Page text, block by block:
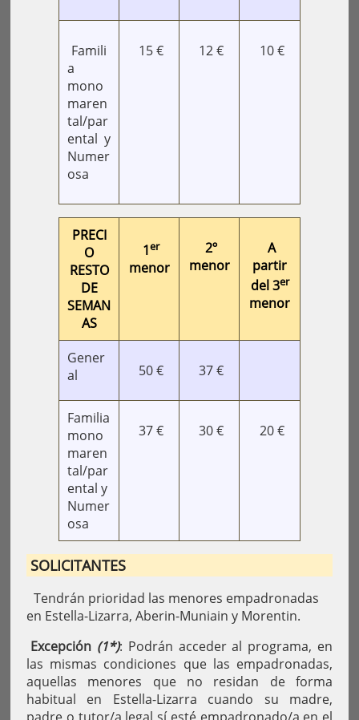
Famili
a
mono
maren
tal/par
ental y
Numer
osa
15 € 12 € 10 €
PRECI
O
RESTO
DE
SEMAN
AS
1er
menor
2º
menor
A
partir
del 3er
menor
Gener
al
50 € 37 €
Familia
mono
maren
tal/par
ental y
Numer
osa
37 € 30 € 20 €
SOLICITANTES
Tendrán prioridad las menores empadronadas
en Estella-Lizarra, Aberin-Muniain y Morentin.
Excepción (1*): Podrán acceder al programa, en
las mismas condiciones que las empadronadas,
aquellas menores que no residan de forma
habitual en Estella-Lizarra cuando su madre,